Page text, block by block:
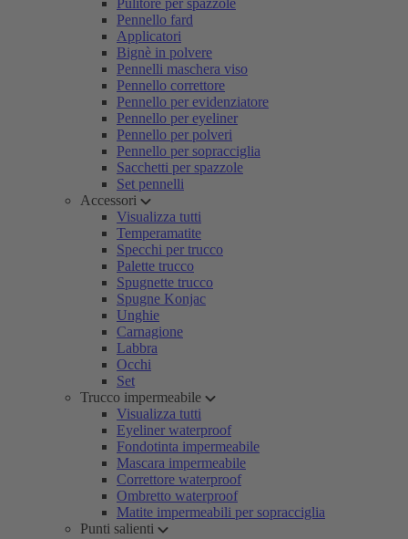
Pulitore per spazzole
Pennello fard
Applicatori
Bignè in polvere
Pennelli maschera viso
Pennello correttore
Pennello per evidenziatore
Pennello per eyeliner
Pennello per polveri
Pennello per sopracciglia
Sacchetti per spazzole
Set pennelli
Accessori
Visualizza tutti
Temperamatite
Specchi per trucco
Palette trucco
Spugnette trucco
Spugne Konjac
Unghie
Carnagione
Labbra
Occhi
Set
Trucco impermeabile
Visualizza tutti
Eyeliner waterproof
Fondotinta impermeabile
Mascara impermeabile
Correttore waterproof
Ombretto waterproof
Matite impermeabili per sopracciglia
Punti salienti